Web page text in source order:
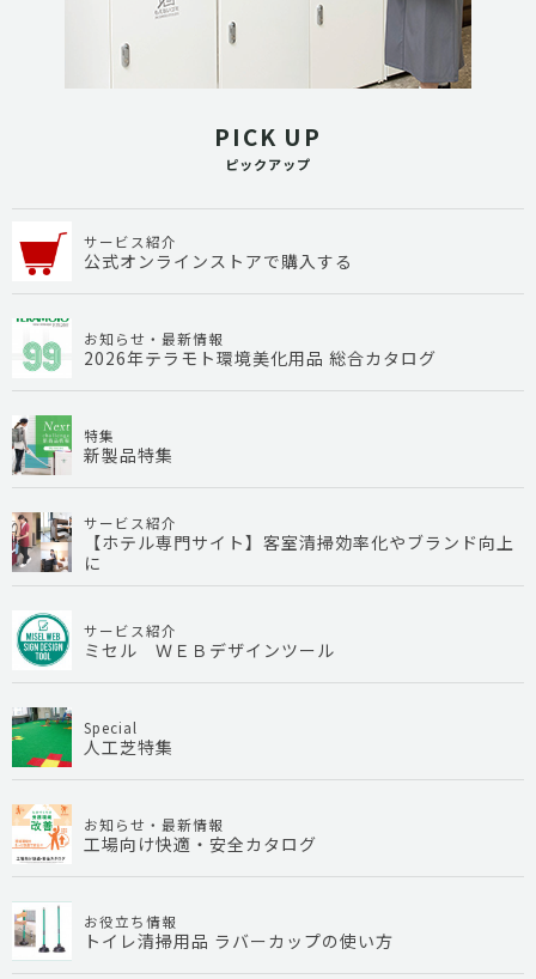
PICK UP
ピックアップ
サービス紹介
公式オンラインストアで購入する
お知らせ・最新情報
2026年テラモト環境美化用品 総合カタログ
特集
新製品特集
サービス紹介
【ホテル専門サイト】客室清掃効率化やブランド向上
に
サービス紹介
ミセル ＷＥＢデザインツール
Special
人工芝特集
お知らせ・最新情報
工場向け快適・安全カタログ
お役立ち情報
トイレ清掃用品 ラバーカップの使い方